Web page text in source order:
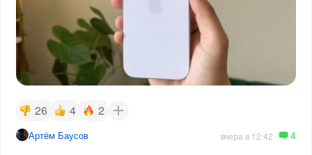
26 4 2
Артём Баусов вчера в 12:42 4